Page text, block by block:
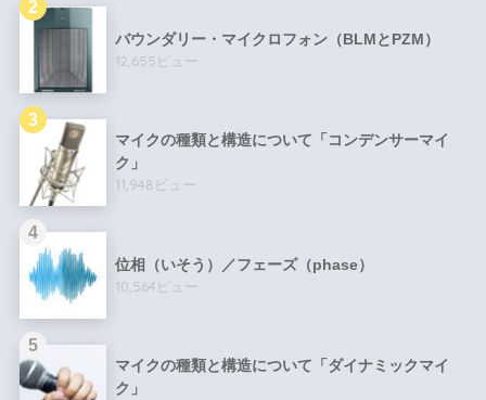
バウンダリー・マイクロフォン（BLMとPZM）
12,655ビュー
マイクの種類と構造について「コンデンサーマイ
ク」
11,948ビュー
位相（いそう）／フェーズ（phase）
10,564ビュー
マイクの種類と構造について「ダイナミックマイ
ク」